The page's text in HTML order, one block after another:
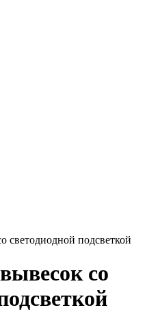
светодиодной подсветкой
со